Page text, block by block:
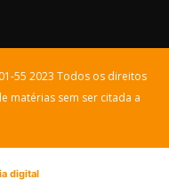
55 2023 Todos os direitos
matérias sem ser citada a
digital